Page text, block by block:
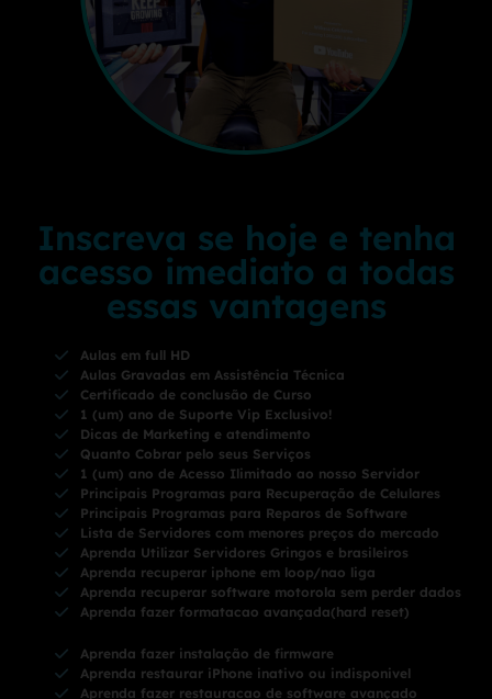
Inscreva se hoje e tenha
acesso imediato a todas
essas vantagens
Aulas em full HD
Aulas Gravadas em Assistência Técnica
Certificado de conclusão de Curso
1 (um) ano de Suporte Vip Exclusivo!
Dicas de Marketing e atendimento
Quanto Cobrar pelo seus Serviços
1 (um) ano de Acesso Ilimitado ao nosso Servidor
Principais Programas para Recuperação de Celulares
Principais Programas para Reparos de Software
Lista de Servidores com menores preços do mercado
Aprenda Utilizar Servidores Gringos e brasileiros
Aprenda recuperar iphone em loop/nao liga
Aprenda recuperar software motorola sem perder dados
Aprenda fazer formatacao avançada(hard reset)
Aprenda fazer instalação de firmware
Aprenda restaurar iPhone inativo ou indisponivel
Aprenda fazer restauracao de software avançado